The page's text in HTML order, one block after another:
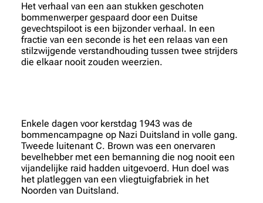
Het verhaal van een aan stukken geschoten
bommenwerper gespaard door een Duitse
gevechtspiloot is een bijzonder verhaal. In een
fractie van een seconde is het een relaas van een
stilzwijgende verstandhouding tussen twee strijders
die elkaar nooit zouden weerzien.
Enkele dagen voor kerstdag 1943 was de
bommencampagne op Nazi Duitsland in volle gang.
Tweede luitenant C. Brown was een onervaren
bevelhebber met een bemanning die nog nooit een
vijandelijke raid hadden uitgevoerd. Hun doel was
het platleggen van een vliegtuigfabriek in het
Noorden van Duitsland.